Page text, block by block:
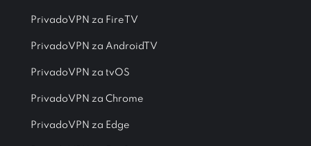
PrivadoVPN za FireTV
PrivadoVPN za AndroidTV
PrivadoVPN za tvOS
PrivadoVPN za Chrome
PrivadoVPN za Edge